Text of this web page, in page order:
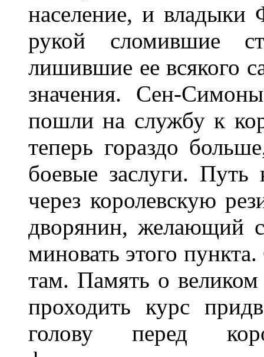
население, и
рукой сломившие
лишившие ее всякого
значения. Сен-
пошли на службу к
теперь гораздо
боевые заслуги. Путь
через королевскую
дворянин, желающий
миновать этого
там. Память о
проходить курс
голову перед